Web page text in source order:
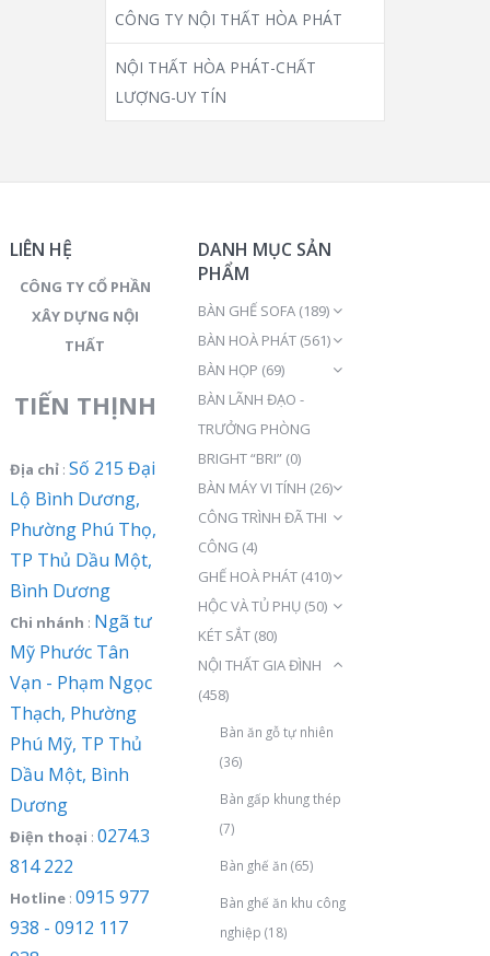
CÔNG TY NỘI THẤT HÒA PHÁT
NỘI THẤT HÒA PHÁT-CHẤT
LƯỢNG-UY TÍN
LIÊN HỆ
CÔNG TY CỔ PHẦN
XÂY DỰNG NỘI
THẤT
TIẾN THỊNH
Địa chỉ: Số 215 Đại
Lộ Bình Dương,
Phường Phú Thọ,
TP Thủ Dầu Một,
Bình Dương
Chi nhánh : Ngã tư
Mỹ Phước Tân
Vạn - Phạm Ngọc
Thạch, Phường
Phú Mỹ, TP Thủ
Dầu Một, Bình
Dương
Điện thoại : 0274.3
814 222
Hotline: 0915 977
938 - 0912 117
DANH MỤC SẢN
PHẨM
BÀN GHẾ SOFA (189)
BÀN HOÀ PHÁT (561)
BÀN HỌP (69)
BÀN LÃNH ĐẠO -
TRƯỞNG PHÒNG
BRIGHT “BRI” (0)
BÀN MÁY VI TÍNH (26)
CÔNG TRÌNH ĐÃ THI
CÔNG (4)
GHẾ HOÀ PHÁT (410)
HỘC VÀ TỦ PHỤ (50)
KÉT SẮT (80)
NỘI THẤT GIA ĐÌNH
(458)
Bàn ăn gỗ tự nhiên
(36)
Bàn gấp khung thép
(7)
Bàn ghế ăn (65)
Bàn ghế ăn khu công
nghiệp (18)